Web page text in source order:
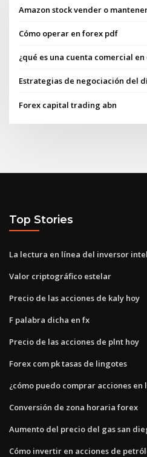
Amazon stock vender o
Cómo operar en forex pdf
¿qué es una cuenta comercial
Estrategias de negociación del
Forex capital trading abn
Top Stories
La lectura en línea del inversor
Valor criptográfico estelar
Precio de las acciones de kaly hoy
F palabra dicha en fx
Precio de las acciones de plnt hoy
Forex com pk tasas de lingotes
¿cómo puedo comprar acciones en
Conversión de zona horaria forex
Aumento del precio del gas san
Cómo invertir en acciones de